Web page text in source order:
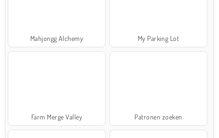
Mahjongg Alchemy My Parking Lot
Farm Merge Valley Patronen zoeken